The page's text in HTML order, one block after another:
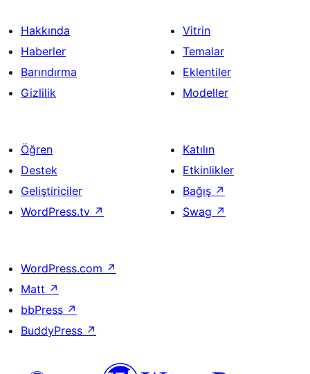
Hakkında
Haberler
Barındırma
Gizlilik
Vitrin
Temalar
Eklentiler
Modeller
Öğren
Destek
Geliştiriciler
WordPress.tv ↗
Katılın
Etkinlikler
Bağış ↗
Swag ↗
WordPress.com ↗
Matt ↗
bbPress ↗
BuddyPress ↗